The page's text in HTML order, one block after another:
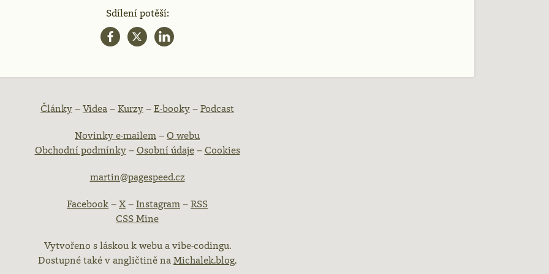
Sdílení potěší:
Články–Videa–Kurzy–E-booky–Podcast
Novinky e-mailem–O webu
Obchodní podmínky–Osobní údaje–Cookies
martin@pagespeed.cz
Facebook–X–Instagram–RSS
CSS Mine
Vytvořeno s láskou k webu a vibe-codingu.
Dostupné také v angličtině naMichalek.blog.